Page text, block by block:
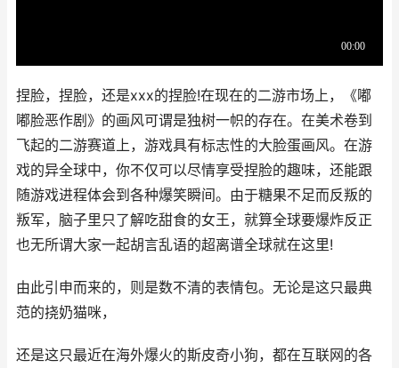
捏脸，捏脸，还是xxx的捏脸!在现在的二游市场上，《嘟
嘟脸恶作剧》的画风可谓是独树一帜的存在。在美术卷到
飞起的二游赛道上，游戏具有标志性的大脸蛋画风。在游
戏的异全球中，你不仅可以尽情享受捏脸的趣味，还能跟
随游戏进程体会到各种爆笑瞬间。由于糖果不足而反叛的
叛军，脑子里只了解吃甜食的女王，就算全球要爆炸反正
也无所谓大家一起胡言乱语的超离谱全球就在这里!
由此引申而来的，则是数不清的表情包。无论是这只最典
范的挠奶猫咪，
还是这只最近在海外爆火的斯皮奇小狗，都在互联网的各